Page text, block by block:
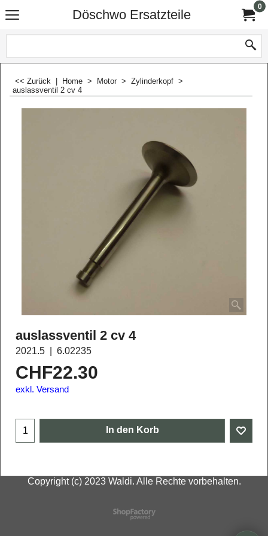
Döschwo Ersatzteile
0
<< Zurück Home > Motor > Zylinderkopf >
auslassventil 2 cv 4
auslassventil 2 cv 4
2021.5 6.02235
CHF22.30
exkl. Versand
In den Korb
Copyright (c) 2023 Waldi. Alle Rechte vorbehalten.
WebShop erstellt mit
ShopFactory Shop